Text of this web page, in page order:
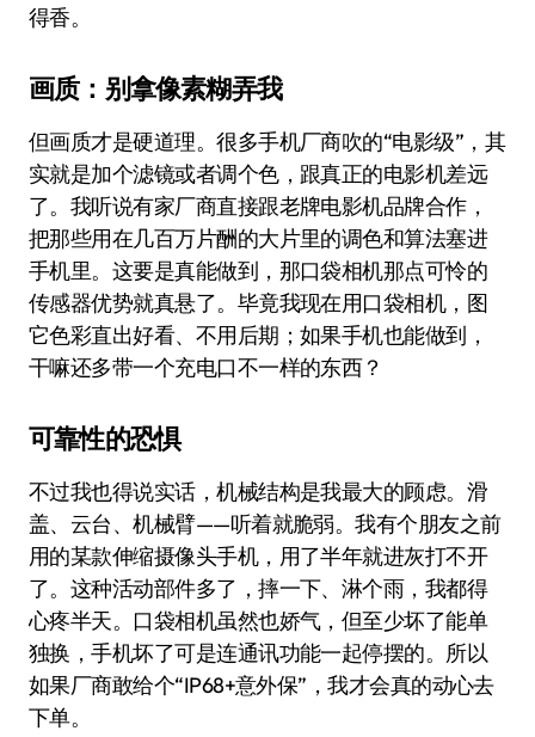
得香。
画质：别拿像素糊弄我
但画质才是硬道理。很多手机厂商吹的“电影级”，其
实就是加个滤镜或者调个色，跟真正的电影机差远
了。我听说有家厂商直接跟老牌电影机品牌合作，
把那些用在几百万片酬的大片里的调色和算法塞进
手机里。这要是真能做到，那口袋相机那点可怜的
传感器优势就真悬了。毕竟我现在用口袋相机，图
它色彩直出好看、不用后期；如果手机也能做到，
干嘛还多带一个充电口不一样的东西？
可靠性的恐惧
不过我也得说实话，机械结构是我最大的顾虑。滑
盖、云台、机械臂——听着就脆弱。我有个朋友之前
用的某款伸缩摄像头手机，用了半年就进灰打不开
了。这种活动部件多了，摔一下、淋个雨，我都得
心疼半天。口袋相机虽然也娇气，但至少坏了能单
独换，手机坏了可是连通讯功能一起停摆的。所以
如果厂商敢给个“IP68+意外保”，我才会真的动心去
下单。